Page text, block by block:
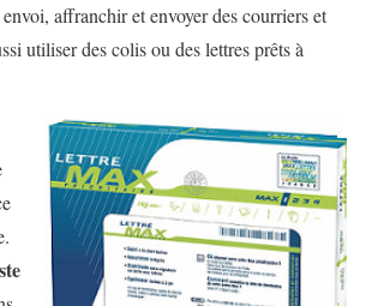
, affranchir et envoyer des courrierset
utiliser descolisou deslettres prêts à